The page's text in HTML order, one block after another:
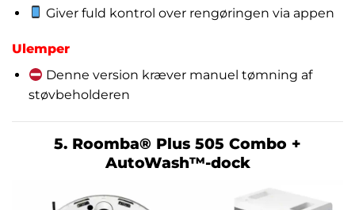
Giver fuld kontrol over rengøringen via appen
Ulemper
Denne version kræver manuel tømning af
støvbeholderen
5. Roomba® Plus 505 Combo +
AutoWash™-dock